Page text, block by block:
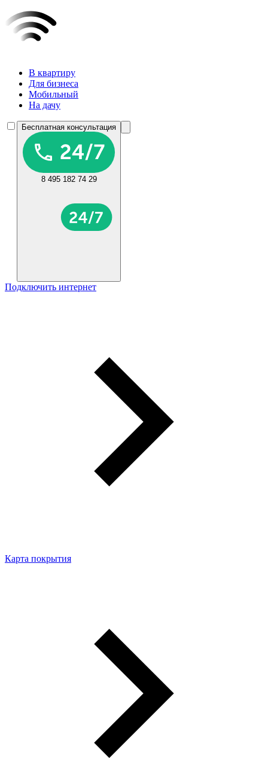
В квартиру
Для бизнеса
Мобильный
На дачу
Бесплатная консультация
8 495 182 74 29
Подключить интернет
Карта покрытия